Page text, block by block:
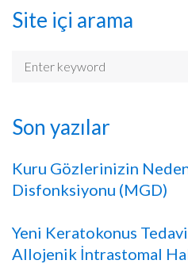
Site içi arama
Son yazılar
Kuru Gözlerinizin
Disfonksiyonu (MGD)
Yeni Keratokonus
Allojenik İntrastomal